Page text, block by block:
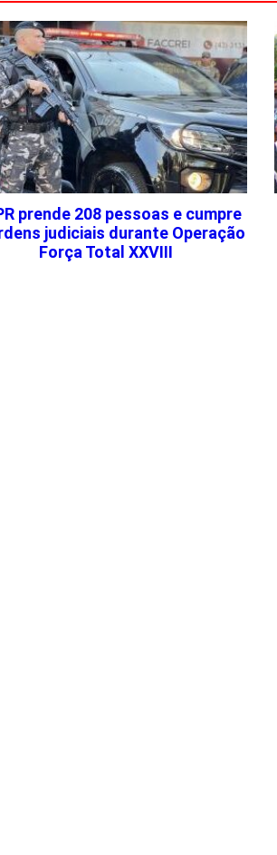
prende 208 pessoas e cumpre
judiciais durante Operação
Força Total XXVIII